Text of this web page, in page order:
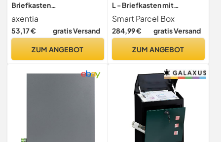
Briefkasten
anthrazit/Silber mit
Zeitungsfach, ca. 37x37x11
cm
axentia
53,17 € gratis Versand
ZUM ANGEBOT
L - Briefkasten mit
Paketfach wetterfest,
schwarz
Smart Parcel Box
284,99 € gratis Versand
ZUM ANGEBOT